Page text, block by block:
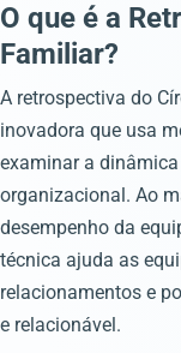
O que é a
Familiar?
A retrospectiva do
inovadora que usa
examinar a
organizacional. Ao
desempenho da
técnica ajuda as
relacionamentos e
e relacionável.